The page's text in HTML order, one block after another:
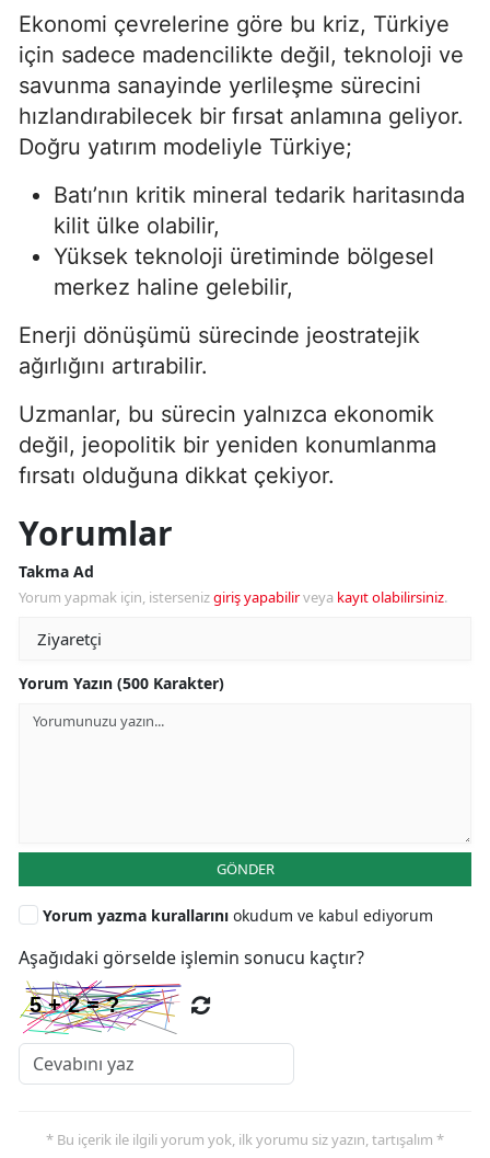
Ekonomi çevrelerine göre bu kriz, Türkiye
için sadece madencilikte değil, teknoloji ve
savunma sanayinde yerlileşme sürecini
hızlandırabilecek bir fırsat anlamına geliyor.
Doğru yatırım modeliyle Türkiye;
Batı’nın kritik mineral tedarik haritasında
kilit ülke olabilir,
Yüksek teknoloji üretiminde bölgesel
merkez haline gelebilir,
Enerji dönüşümü sürecinde jeostratejik
ağırlığını artırabilir.
Uzmanlar, bu sürecin yalnızca ekonomik
değil, jeopolitik bir yeniden konumlanma
fırsatı olduğuna dikkat çekiyor.
Yorumlar
Takma Ad
Yorum yapmak için, istersenizgiriş yapabilirveya kayıt olabilirsiniz.
Yorum Yazın (500 Karakter)
GÖNDER
Yorum yazma kurallarını okudum ve kabul ediyorum
Aşağıdaki görselde işlemin sonucu kaçtır?
* Bu içerik ile ilgili yorum yok, ilk yorumu siz yazın, tartışalım *